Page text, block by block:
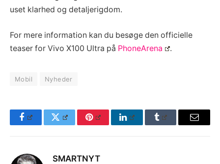
uset klarhed og detaljerigdom.
For mere information kan du besøge den officielle
teaser for Vivo X100 Ultra på PhoneArena .
Mobil Nyheder
FacebookTwitter Pinterest LinkedInTumblr Email
SMARTNYT